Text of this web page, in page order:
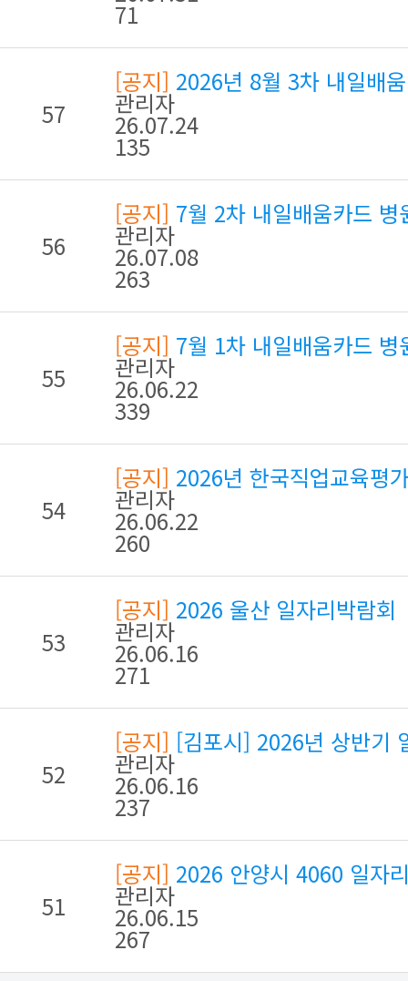
71
57
[공지] 2026년 8월 3차 내일배
관리자
26.07.24
135
56
[공지] 7월 2차 내일배움카드
관리자
26.07.08
263
55
[공지] 7월 1차 내일배움카드
관리자
26.06.22
339
54
[공지] 2026년 한국직업교육평
관리자
26.06.22
260
53
[공지] 2026 울산 일자리박람회
관리자
26.06.16
271
52
[공지] [김포시] 2026년 상반기
관리자
26.06.16
237
51
[공지] 2026 안양시 4060 일자
관리자
26.06.15
267